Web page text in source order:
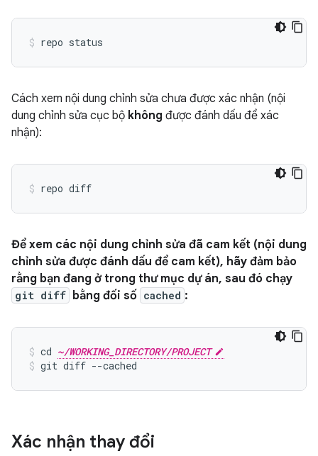
Cách xem nội dung chỉnh sửa chưa được xác nhận (nội
dung chỉnh sửa cục bộ không được đánh dấu để xác
nhận):
Để xem các nội dung chỉnh sửa đã cam kết (nội dung
chỉnh sửa được đánh dấu để cam kết), hãy đảm bảo
rằng bạn đang ở trong thư mục dự án, sau đó chạy
git diff bằng đối số cached :
cd ~/WORKING_DIRECTORY/PROJECT
git diff --cached
Xác nhận thay đổi